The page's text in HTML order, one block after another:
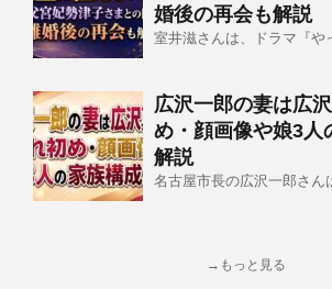
婚後の再会も解説
室井滋さんは、ドラマ『や
広沢一郎の妻は広
め・顔画像や娘3人
解説
名古屋市長の広沢一郎さん
→もっと見る